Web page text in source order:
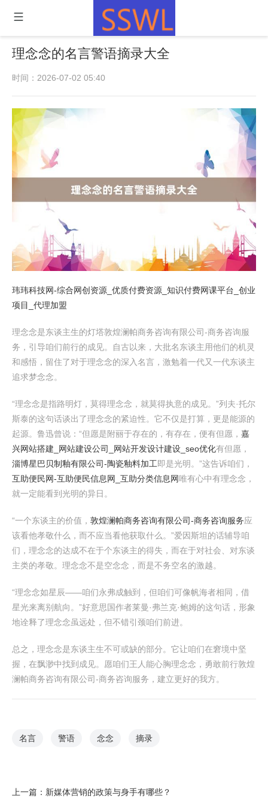
理念念的名言警语摘录大全
时间：2026-07-02 05:40
玮玮科技网-综合网创资源_优质付费资源_知识付费网课平台_创业
项目_代理加盟
理念念是东谈主生的灯塔敦煌澜帕商务咨询有限公司-商务咨询服
务，引导咱们前行的成见。自古以来，大批名东谈主用他们的机灵
和感悟，留住了对于理念念的深入名言，激勉着一代又一代东谈主
追求梦念念。
“理念念是指路明灯，莫得理念念，就莫得执意的成见。”列夫·托尔
斯泰的这句话谈出了理念念的紧迫性。它不仅是打算，更是能源的
起源。鲁迅曾说：“但愿是附丽于存在的，有存在，便有但愿， 嘉
兴网站搭建_网站建设公司_网站开发设计建设_seo优化有但愿，
淄博星巴贝制釉有限公司-陶瓷釉料加工即是光明。”这告诉咱们，
互助便民网-互助便民信息网_互助分类信息网唯有心中有理念念，
就一定能看到光明的异日。
“一个东谈主的价值， 敦煌澜帕商务咨询有限公司-商务咨询服务应
该看他孝敬什么，而不应当看他获取什么。”爱因斯坦的话辅导咱
们，理念念的达成不在于个东谈主的得失，而在于对社会、对东谈
主类的孝敬。理念念不是空念念，而是不务空名的激越。
“理念念如星辰——咱们永弗成触到，但咱们可像帆海者相同，借
星光来离别航向。”好意思国作者莱曼·弗兰克·鲍姆的这句话，形象
地诠释了理念念虽远处，但不错引颈咱们前进。
总之，理念念是东谈主生不可或缺的部分。它让咱们在窘境中坚
握，在飘渺中找到成见。愿咱们王人能心胸理念念，勇敢前行敦煌
澜帕商务咨询有限公司-商务咨询服务，建立更好的我方。
名言 警语 念念 摘录
上一篇： 新媒体营销的政策与身手有哪些？